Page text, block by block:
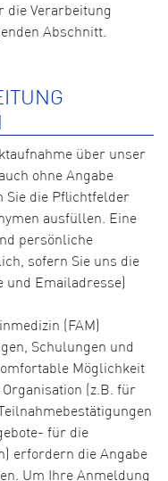
die Verarbeitung
Abschnitt.
über unser
ohne Angabe
Sie die Pflichtfelder
ausfüllen. Eine
persönliche
sofern Sie uns die
und Emailadresse)
(FAM)
Schulungen und
Möglichkeit
(z.B. für
für die
erfordern die Angabe
Um Ihre Anmeldung